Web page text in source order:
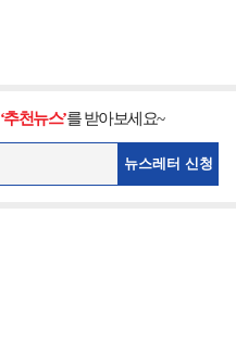
‘추천뉴스’를 받아보세요~
뉴스레터 신청